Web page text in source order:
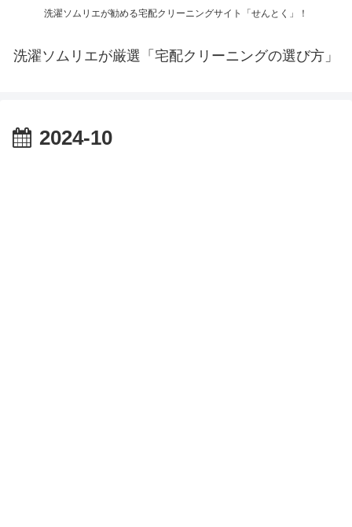
洗濯ソムリエが勧める宅配クリーニングサイト「せんとく」！
洗濯ソムリエが厳選「宅配クリーニングの選び方」
2024-10